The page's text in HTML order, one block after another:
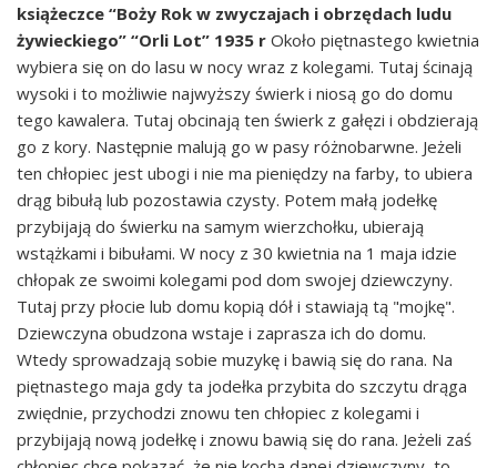
książeczce “Boży Rok w zwyczajach i obrzędach ludu
żywieckiego” “Orli Lot” 1935 r Około piętnastego kwietnia
wybiera się on do lasu w nocy wraz z kolegami. Tutaj ścinają
wysoki i to możliwie najwyższy świerk i niosą go do domu
tego kawalera. Tutaj obcinają ten świerk z gałęzi i obdzierają
go z kory. Następnie malują go w pasy różnobarwne. Jeżeli
ten chłopiec jest ubogi i nie ma pieniędzy na farby, to ubiera
drąg bibułą lub pozostawia czysty. Potem małą jodełkę
przybijają do świerku na samym wierzchołku, ubierają
wstążkami i bibułami. W nocy z 30 kwietnia na 1 maja idzie
chłopak ze swoimi kolegami pod dom swojej dziewczyny.
Tutaj przy płocie lub domu kopią dół i stawiają tą "mojkę".
Dziewczyna obudzona wstaje i zaprasza ich do domu.
Wtedy sprowadzają sobie muzykę i bawią się do rana. Na
piętnastego maja gdy ta jodełka przybita do szczytu drąga
zwiędnie, przychodzi znowu ten chłopiec z kolegami i
przybijają nową jodełkę i znowu bawią się do rana. Jeżeli zaś